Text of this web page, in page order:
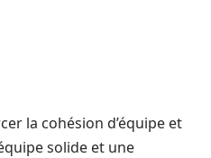
la cohésion d’équipe et
solide et une